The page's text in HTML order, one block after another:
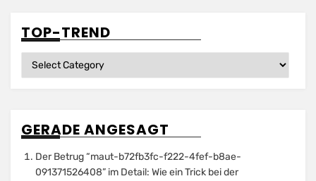
TOP-TREND
Top-
GERADE ANGESAGT
Der Betrug “maut-b72fb3fc-f222-4fef-b8ae-
091371526408” im Detail: Wie ein Trick bei der